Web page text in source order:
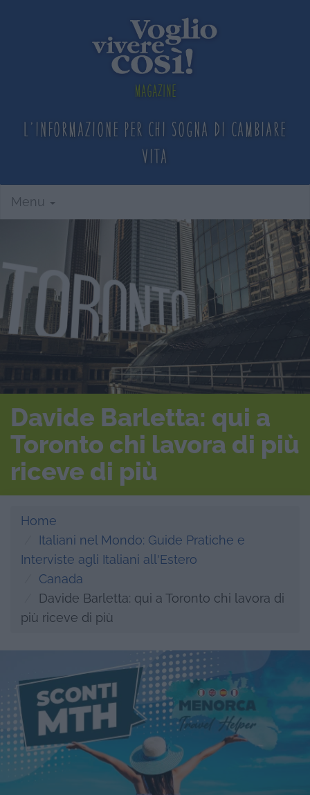
Magazine
L'informazione per chi sogna di cambiare
vita
Menu
Davide Barletta: qui a
Toronto chi lavora di più
riceve di più
Home
Italiani nel Mondo: Guide Pratiche e
Interviste agli Italiani all'Estero
Canada
Davide Barletta: qui a Toronto chi lavora di
più riceve di più